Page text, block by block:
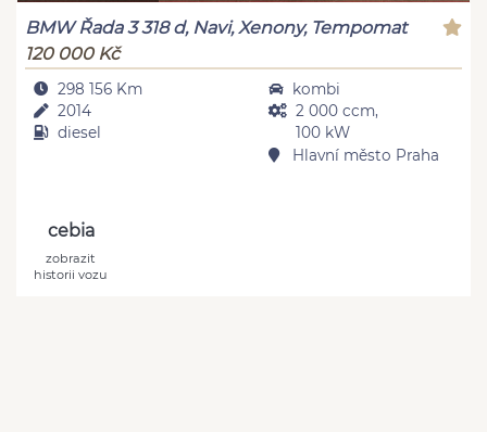
BMW Řada 3 318 d, Navi, Xenony, Tempomat
120 000 Kč
298 156 Km
2014
diesel
kombi
2 000 ccm,
100 kW
Hlavní město Praha
cebia
zobrazit
historii vozu